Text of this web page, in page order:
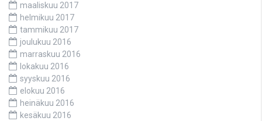
maaliskuu 2017
helmikuu 2017
tammikuu 2017
joulukuu 2016
marraskuu 2016
lokakuu 2016
syyskuu 2016
elokuu 2016
heinäkuu 2016
kesäkuu 2016